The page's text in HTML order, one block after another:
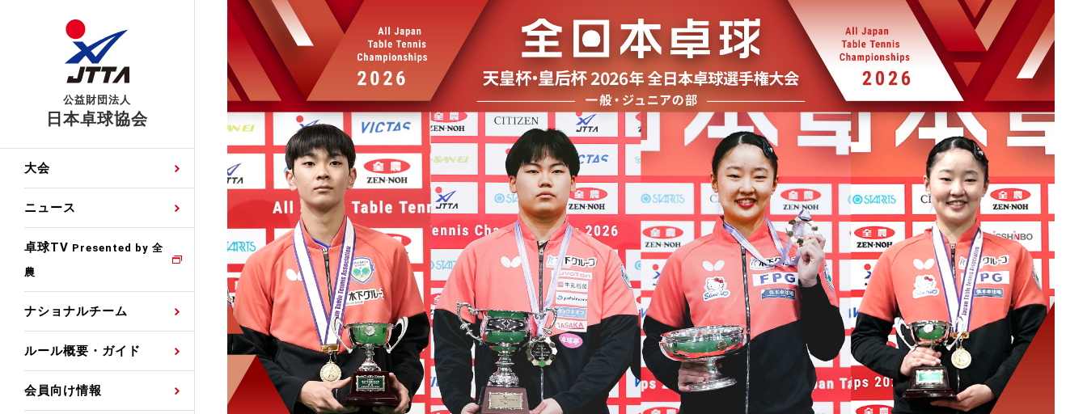
公益財団法人
日本卓球協会
大会 日程
公式記録
国内ランキング
公式大会優勝記録
ニュース
大会・試合
日本代表
特集
TV・メディア情報
お知らせ
プレスリリース
競技者(パスウェイ)・審判
卓球TV Presented by 全
農
ナショナルチーム
男子ナショナルチーム選
手・候補
女子ナショナルチーム選
手・候補
男子世界ランキング
女子世界ランキング
各種選考基準
強化スタッフ
ルール概要・ガイド
卓球の基本的なルール
競技規則
観戦ガイド
卓球用語集
スポーツ栄養カルタ
会員向け情報
協会会員登録
ゼッケンについて
競技者育成事業
審判
指導者
公認資格者名簿
公認品一覧
卓球協会のミッション
会長あいさつ
役員委員
沿革・組織図
取り組み・活動
関連団体代表委員など
規程・お見舞い制度
国際交流届申込みフォーム
国際大会自主参加申請
競技ウエア広告申請
競技ウエアチーム名申請
日本卓球ルールのお問い合
わせ
審判員ネームプレート制作
申込